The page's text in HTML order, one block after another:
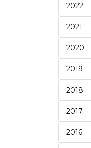
2022
2021
2020
2019
2018
2017
2016